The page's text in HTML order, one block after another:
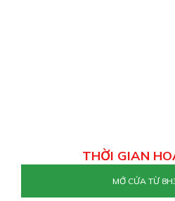
THỜI GIAN
MỞ CỬA TỪ